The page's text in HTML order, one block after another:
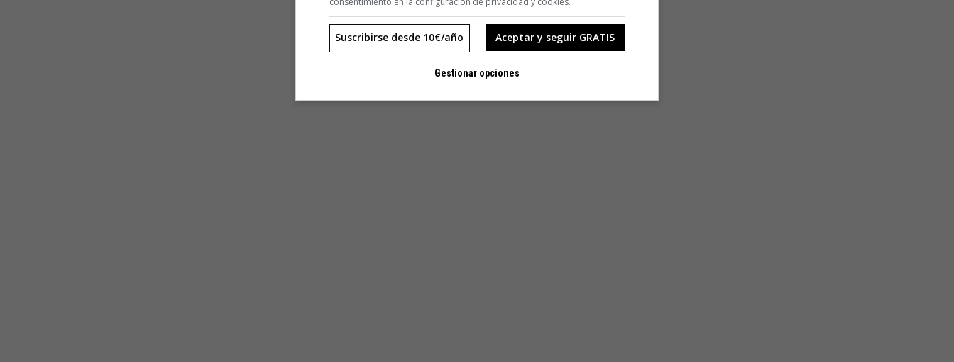
Aceptar y seguir GRATIS
Suscribirse desde 10€/año
Gestionar opciones